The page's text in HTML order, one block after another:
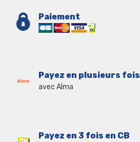
Paiement
Payez en plusieurs fois
avec Alma
Payez en 3 fois en CB